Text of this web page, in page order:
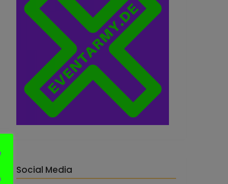
Social Media